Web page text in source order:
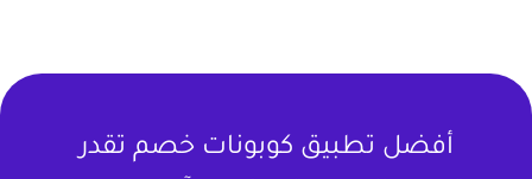
أفضل تطبيق كوبونات خصم تقدر